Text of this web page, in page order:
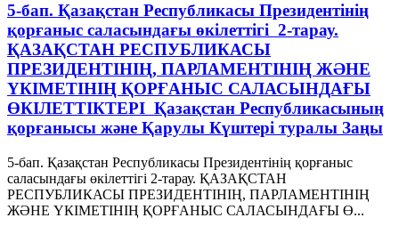
5-бап. Қазақстан Республикасы Президентінің
қорғаныс саласындағы өкілеттігі 2-тарау.
ҚАЗАҚСТАН РЕСПУБЛИКАСЫ
ПРЕЗИДЕНТIНIҢ, ПАРЛАМЕНТIНIҢ ЖӘНЕ
ҮКIМЕТIНIҢ ҚОРҒАНЫС САЛАСЫНДАҒЫ
ӨКIЛЕТТIКТЕРI Қазақстан Республикасының
қорғанысы және Қарулы Күштері туралы Заңы
5-бап. Қазақстан Республикасы Президентінің қорғаныс
саласындағы өкілеттігі 2-тарау. ҚАЗАҚСТАН
РЕСПУБЛИКАСЫ ПРЕЗИДЕНТIНIҢ, ПАРЛАМЕНТIНIҢ
ЖӘНЕ ҮКIМЕТIНIҢ ҚОРҒАНЫС САЛАСЫНДАҒЫ Ө...